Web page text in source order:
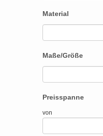
Material
Maße/Größe
Preisspanne
von